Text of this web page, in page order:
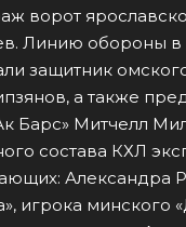
ворот
Линию обороны в
защитник
а также
Барс» Митчелл
состава КХЛ
Александра
игрока минского